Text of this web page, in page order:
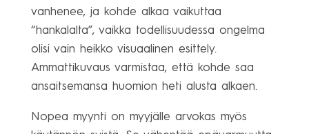
vanhenee, ja kohde alkaa vaikuttaa
“hankalalta”, vaikka todellisuudessa ongelma
olisi vain heikko visuaalinen esittely.
Ammattikuvaus varmistaa, että kohde saa
ansaitsemansa huomion heti alusta alkaen.
Nopea myynti on myyjälle arvokas myös